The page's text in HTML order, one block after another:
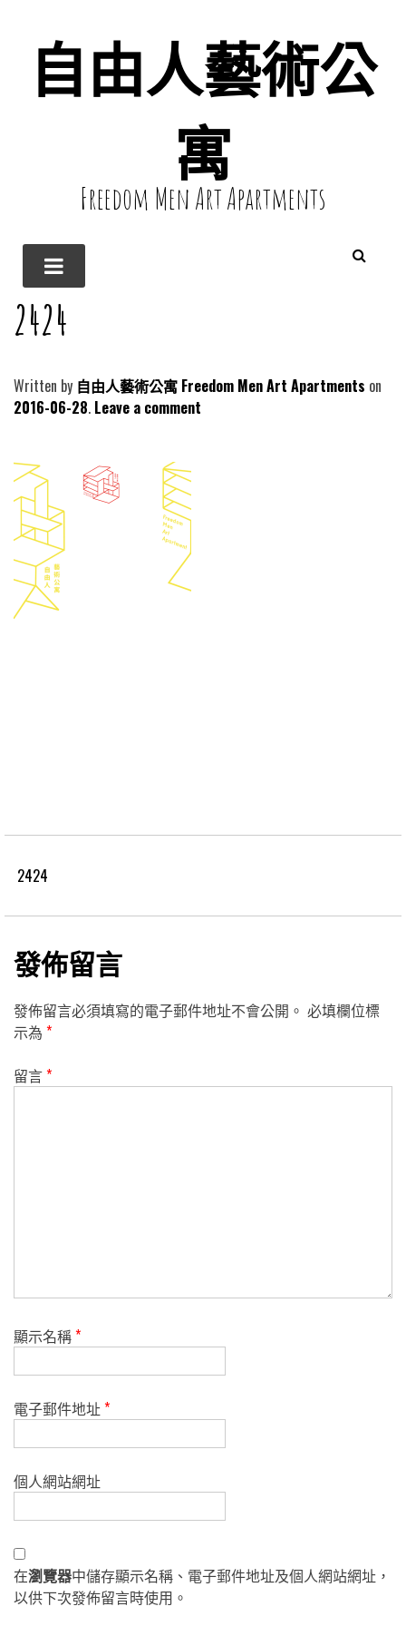
自由人藝術公
寓
Freedom Men Art Apartments
2424
Written by 自由人藝術公寓 Freedom Men Art Apartments
2016-06-28 Leave a comment
2424
發佈留言
發佈留言必須填寫的電子郵件地址不會公開。 必填欄位標
示為 *
留言*
顯示名稱*
電子郵件地址*
個人網站網址
在瀏覽器中儲存顯示名稱、電子郵件地址及個人網站網址，
以供下次發佈留言時使用。